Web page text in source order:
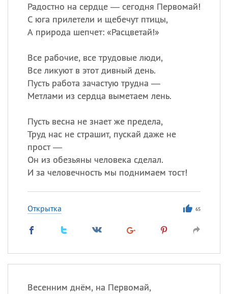
Радостно на сердце — сегодня Первомай!
С юга прилетели и щебечут птицы,
А природа шепчет: «Расцветай!»
Все рабочие, все трудовые люди,
Все ликуют в этот дивный день.
Пусть работа зачастую трудна —
Метлами из сердца выметаем лень.
Пусть весна не знает же предела,
Труд нас не страшит, пускай даже не
прост —
Он из обезьяны человека сделал.
И за человечность мы поднимаем тост!
Открытка 65
Весенним днём, на Первомай,